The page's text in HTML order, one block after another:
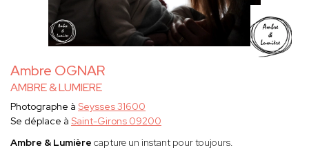
Ambre OGNAR
AMBRE & LUMIERE
Photographe à Seysses 31600
Se déplace à Saint-Girons 09200
Ambre & Lumière capture un instant pour toujours.